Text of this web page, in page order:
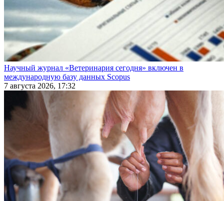
Научный журнал «Ветеринария сегодня» включен в
международную базу данных Scopus
7 августа 2026, 17:32